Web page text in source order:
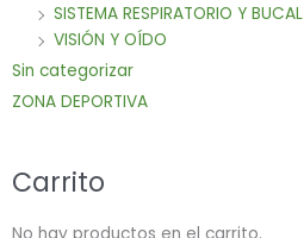
SISTEMA RESPIRATORIO Y BUCAL
VISIÓN Y OÍDO
Sin categorizar
ZONA DEPORTIVA
Carrito
No hay productos en el carrito.